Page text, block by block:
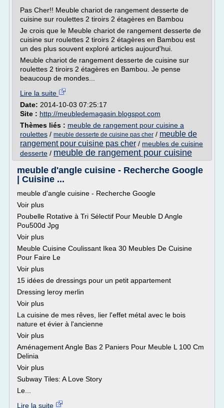
Pas Cher!! Meuble chariot de rangement desserte de
cuisine sur roulettes 2 tiroirs 2 étagères en Bambou
Je crois que le Meuble chariot de rangement desserte de
cuisine sur roulettes 2 tiroirs 2 étagères en Bambou est
un des plus souvent exploré articles aujourd'hui.
Meuble chariot de rangement desserte de cuisine sur
roulettes 2 tiroirs 2 étagères en Bambou. Je pense
beaucoup de mondes...
Lire la suite
Date: 2014-10-03 07:25:17
Site : http://meubledemagasin.blogspot.com
Thèmes liés : meuble de rangement pour cuisine a
roulettes / meuble desserte de cuisine pas cher / meuble de
rangement pour cuisine pas cher / meubles de cuisine
desserte / meuble de rangement pour cuisine
meuble d'angle cuisine - Recherche Google
| Cuisine ...
meuble d'angle cuisine - Recherche Google
Voir plus
Poubelle Rotative à Tri Sélectif Pour Meuble D Angle
Pou500d Jpg
Voir plus
Meuble Cuisine Coulissant Ikea 30 Meubles De Cuisine
Pour Faire Le
Voir plus
15 idées de dressings pour un petit appartement
Dressing leroy merlin
Voir plus
La cuisine de mes rêves, lier l'effet métal avec le bois
nature et évier à l'ancienne
Voir plus
Aménagement Angle Bas 2 Paniers Pour Meuble L 100 Cm
Delinia
Voir plus
Subway Tiles: A Love Story
Le...
Lire la suite